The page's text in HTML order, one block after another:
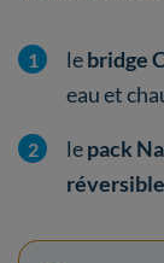
lebridge
eau et
lepack
réversible